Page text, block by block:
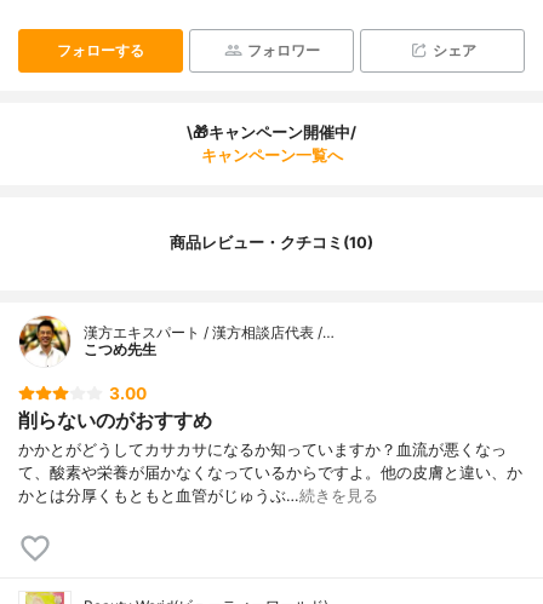
フォローする フォロワー シェア
\🎁キャンペーン開催中/
キャンペーン一覧へ
商品レビュー・クチコミ(10)
漢方エキスパート / 漢方相談店代表 /…
こつめ先生
3.00
削らないのがおすすめ
かかとがどうしてカサカサになるか知っていますか？血流が悪くなっ
て、酸素や栄養が届かなくなっているからですよ。他の皮膚と違い、か
かとは分厚くもともと血管がじゅうぶ…続きを見る